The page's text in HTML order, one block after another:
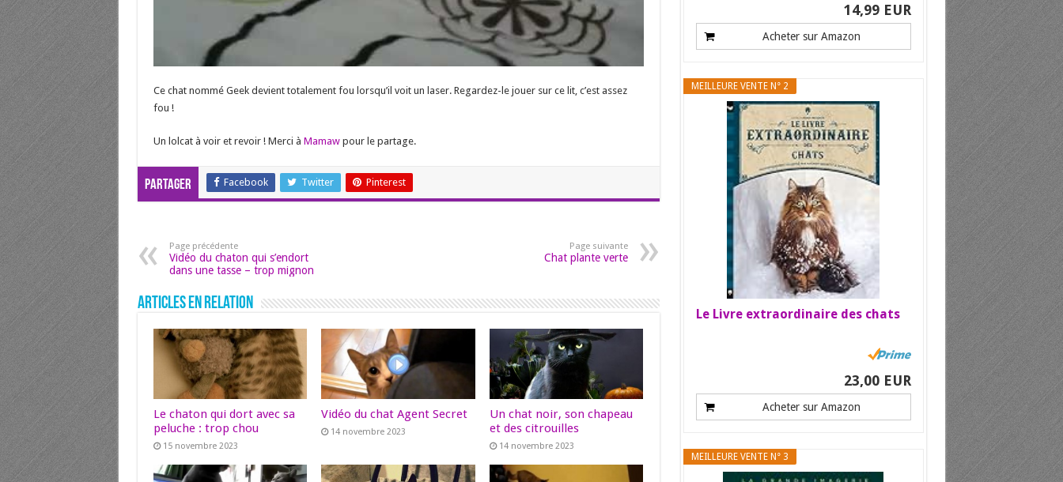
Ce chat nommé Geek devient totalement fou lorsqu’il voit un laser. Regardez-le jouer sur ce lit, c’est assez
fou !
Un lolcat à voir et revoir ! Merci à Mamaw pour le partage.
Partager Facebook Twitter Pinterest
Page précédente
Vidéo du chaton qui s’endort
dans une tasse – trop mignon
Page suivante
Chat plante verte
Articles en relation
Le chaton qui dort avec sa
peluche : trop chou
15 novembre 2023
Vidéo du chat Agent Secret
14 novembre 2023
Un chat noir, son chapeau
et des citrouilles
14 novembre 2023
14,99 EUR
Acheter sur Amazon
MEILLEURE VENTE N° 2
Le Livre extraordinaire des chats
23,00 EUR
Acheter sur Amazon
MEILLEURE VENTE N° 3